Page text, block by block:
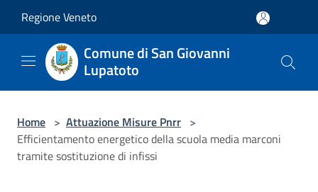
Regione Veneto
Comune di San Giovanni
Lupatoto
Home > Attuazione Misure Pnrr >
Efficientamento energetico della scuola media marconi
tramite sostituzione di infissi